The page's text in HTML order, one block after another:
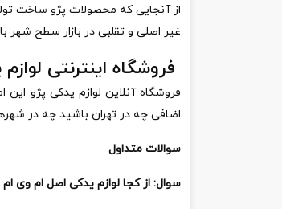
از آنجایی که محصولات پژو ساخت
غیر اصلی و تقلبی در بازار سطح
فروشگاه اینترنتی
فروشگاه آنلاین لوازم یدکی پژو
اضافی چه در تهران باشید چه در
سوالات متداول
سوال: از کجا لوازم یدکی اصل ام وی ام